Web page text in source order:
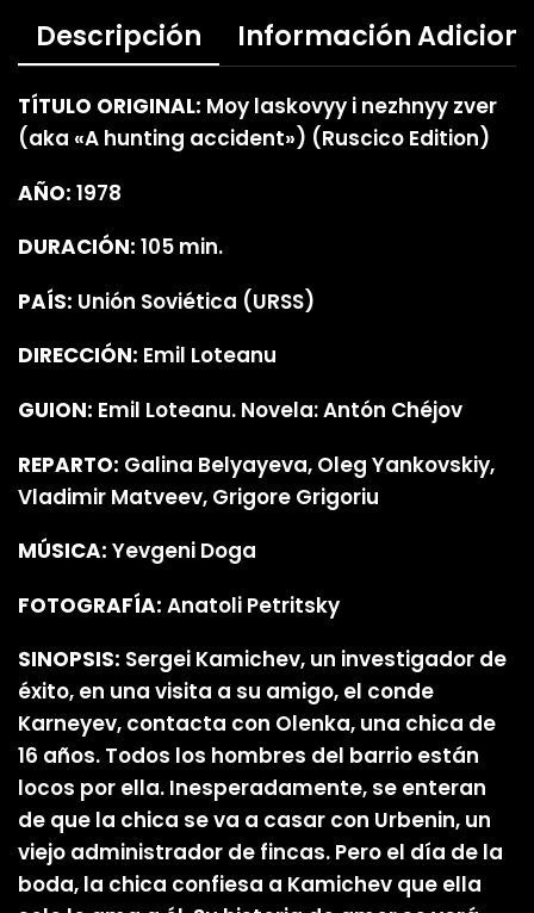
Descripción Información
TÍTULO ORIGINAL: Moy laskovyy i nezhnyy zver
(aka «A hunting accident») (Ruscico Edition)
AÑO: 1978
DURACIÓN: 105 min.
PAÍS: Unión Soviética (URSS)
DIRECCIÓN: Emil Loteanu
GUION: Emil Loteanu. Novela: Antón Chéjov
REPARTO: Galina Belyayeva, Oleg Yankovskiy,
Vladimir Matveev, Grigore Grigoriu
MÚSICA: Yevgeni Doga
FOTOGRAFÍA: Anatoli Petritsky
SINOPSIS: Sergei Kamichev, un investigador de
éxito, en una visita a su amigo, el conde
Karneyev, contacta con Olenka, una chica de
16 años. Todos los hombres del barrio están
locos por ella. Inesperadamente, se enteran
de que la chica se va a casar con Urbenin, un
viejo administrador de fincas. Pero el día de la
boda, la chica confiesa a Kamichev que ella